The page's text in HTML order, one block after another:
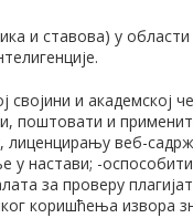
и ставова) у oбласти
и академској
поштовати и
веб-
у настави; -
за проверу
коришћења извора